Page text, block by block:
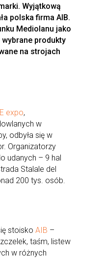
Wyjątkową
polska firma AIB.
Mediolanu jako
produkty
na strojach
expo,
w
odbyła się w
Organizatorzy
udanych – 9 hal
Stalale del
200 tys. osób.
stoisko AIB –
taśm, listew
w różnych